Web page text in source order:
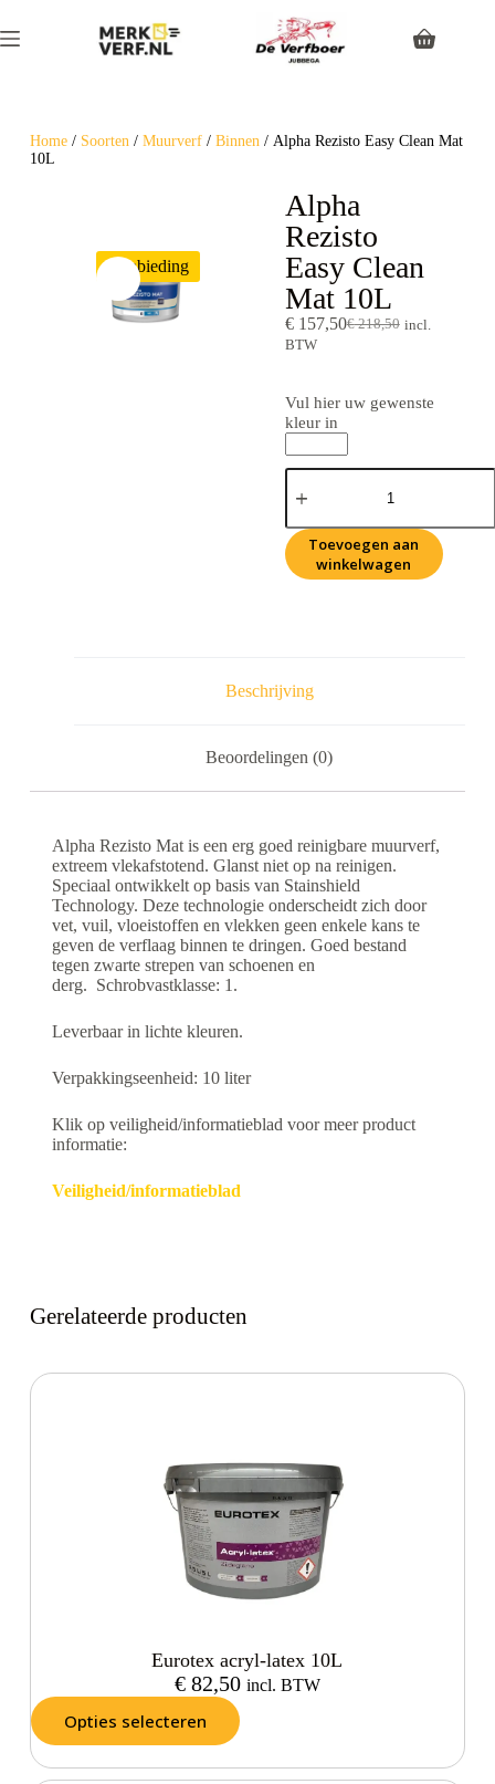
Home/ Soorten/ Muurverf/ Binnen/ Alpha Rezisto Easy Clean Mat
10L
Aanbieding
Alpha
Rezisto
Easy Clean
Mat 10L
€218,50
€157,50
incl.
BTW
Vul hier uw gewenste
kleur in
Toevoegen aan
winkelwagen
Beschrijving
Beoordelingen (0)
Alpha Rezisto Mat is een erg goed reinigbare muurverf,
extreem vlekafstotend. Glanst niet op na reinigen.
Speciaal ontwikkelt op basis van Stainshield
Technology. Deze technologie onderscheidt zich door
vet, vuil, vloeistoffen en vlekken geen enkele kans te
geven de verflaag binnen te dringen. Goed bestand
tegen zwarte strepen van schoenen en
derg. Schrobvastklasse: 1.
Leverbaar in lichte kleuren.
Verpakkingseenheid: 10 liter
Klik op veiligheid/informatieblad voor meer product
informatie:
Veiligheid/informatieblad
Gerelateerde producten
Eurotex acryl-latex 10L
€82,50 incl. BTW
Opties selecteren